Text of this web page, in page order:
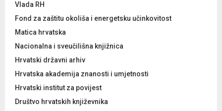
Vlada RH
Fond za zaštitu okoliša i energetsku učinkovitost
Matica hrvatska
Nacionalna i sveučilišna knjižnica
Hrvatski državni arhiv
Hrvatska akademija znanosti i umjetnosti
Hrvatski institut za povijest
Društvo hrvatskih književnika